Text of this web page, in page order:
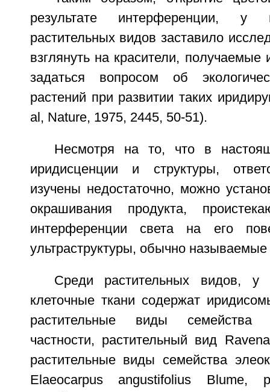
результате интерференции, у
растительных видов заставило
взглянуть на красители, получаемые
задаться вопросом об
растений при развитии таких
al, Nature, 1975, 2445, 50-51).
Несмотря на то, что в
иридисценции и структуры,
изучены недостаточно, можно
окрашивания продукта,
интерференции света на его
ультраструктуры, обычно
Среди растительных видов, у
клеточные ткани содержат
растительные виды семейства
частности, растительный вид
растительные виды семейства
Elaeocarpus angustifolius Blume,